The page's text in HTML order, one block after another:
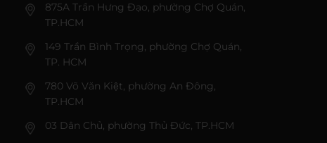
875A Trần Hưng Đạo, phường Chợ Quán,
TP.HCM
149 Trần Bình Trọng, phường Chợ Quán,
TP. HCM
780 Võ Văn Kiệt, phường An Đông,
TP.HCM
03 Dân Chủ, phường Thủ Đức, TP.HCM